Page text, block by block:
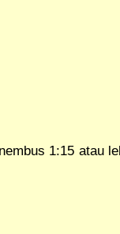
1:15 atau